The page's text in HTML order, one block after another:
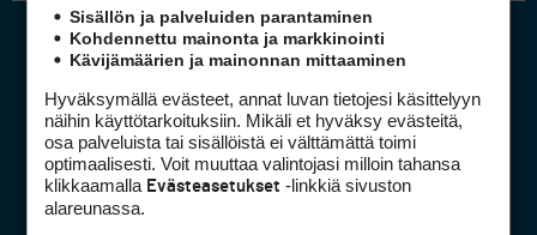
Golfpiste mediakortti
Sisällön ja palveluiden parantaminen
Kohdennettu mainonta ja markkinointi
Kävijämäärien ja mainonnan mittaaminen
Hyväksymällä evästeet, annat luvan tietojesi käsittelyyn
näihin käyttötarkoituksiin. Mikäli et hyväksy evästeitä,
osa palveluista tai sisällöistä ei välttämättä toimi
optimaalisesti. Voit muuttaa valintojasi milloin tahansa
klikkaamalla Evästeasetukset -linkkiä sivuston
alareunassa.